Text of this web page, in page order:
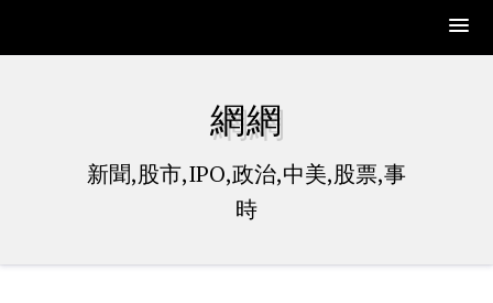
網網
新聞,股市,IPO,政治,中美,股票,事
時